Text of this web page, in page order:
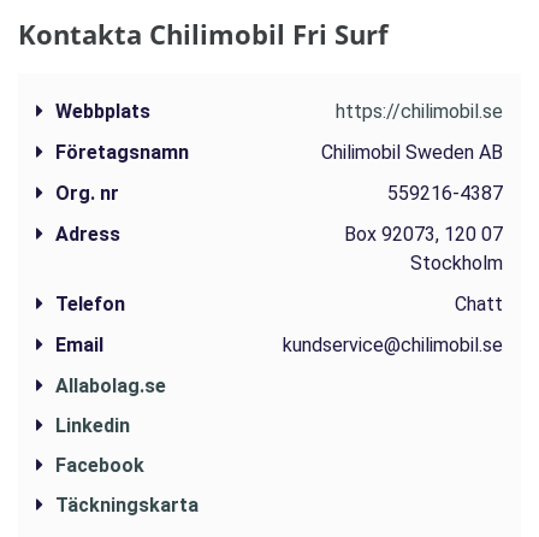
Kontakta Chilimobil Fri Surf
Webbplats
https://chilimobil.se
Företagsnamn
Chilimobil Sweden AB
Org. nr
55‍9216-43‍87
Adress
Box 92073, 120 07
Stockholm
Telefon
Chatt
Email
kundservice@chilimobil.se
Allabolag.se
Linkedin
Facebook
Täckningskarta